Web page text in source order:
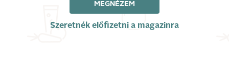
MEGNÉZEM
Szeretnék előfizetni a magazinra